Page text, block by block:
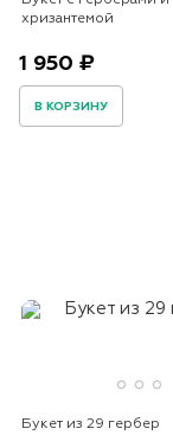
хризантемой
1 950 ₽
В КОРЗИНУ
Букет из 29 гербер